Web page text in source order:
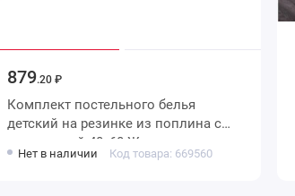
879.20 ₽
Комплект постельного белья
детский на резинке из поплина с
наволочкой 40х60 Животные
Uniqcute
Нет в наличии Код товара: 669560